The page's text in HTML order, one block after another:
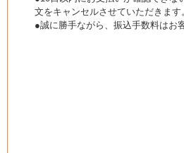
文をキャンセルさせていただきます。
●誠に勝手ながら、振込手数料はお